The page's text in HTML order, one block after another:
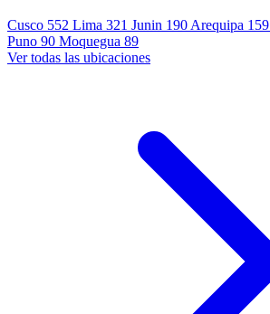
Cusco 552 Lima 321 Junin 190 Arequipa 159
Puno 90 Moquegua 89
Ver todas las ubicaciones